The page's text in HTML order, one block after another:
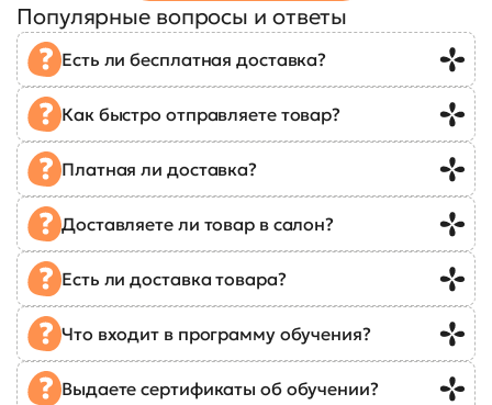
Популярные вопросы и ответы
Есть ли бесплатная доставка?
Как быстро отправляете товар?
Платная ли доставка?
Доставляете ли товар в салон?
Есть ли доставка товара?
Что входит в программу обучения?
Выдаете сертификаты об обучении?